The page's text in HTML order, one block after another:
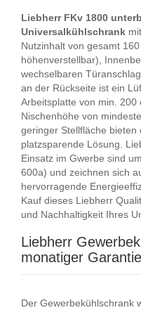
Liebherr FKv 1800
Universalkühlschrank
Nutzinhalt von gesamt
höhenverstellbar),
wechselbaren
an der Rückseite ist ein
Arbeitsplatte von min. 200
Nischenhöhe von
geringer Stellfläche
platzsparende Lösung.
Einsatz im Gwerbe sind
600a) und zeichnen sich
hervorragende
Kauf dieses Liebherr
und Nachhaltigkeit Ihres
Liebherr
monatiger
Der Gewerbekühlschrank